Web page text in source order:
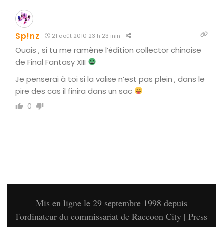
Sp!nz 21 août 2010 23 h 23 min
Ouais , si tu me ramène l’édition collector chinoise
de Final Fantasy XIII
Je penserai à toi si la valise n’est pas plein , dans le
pire des cas il finira dans un sac
0
Mis en ligne le 29 septembre 1998 depuis
l'ordinateur du commissariat de Raccoon City | Press